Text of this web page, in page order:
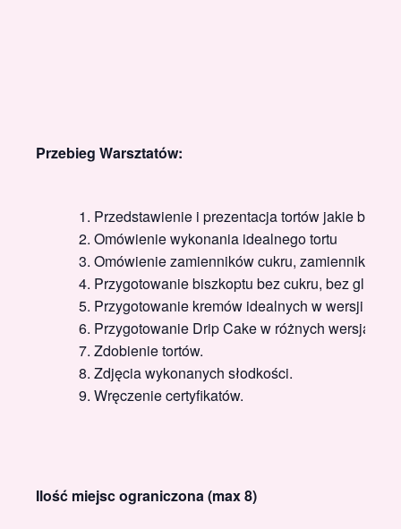
Przebieg Warsztatów:
Przedstawienie i prezentacja tortów jakie
Omówienie wykonania idealnego tortu
Omówienie zamienników cukru, zamienników
Przygotowanie biszkoptu bez cukru, bez
Przygotowanie kremów idealnych w wersji
Przygotowanie Drip Cake w różnych wersjach.
Zdobienie tortów.
Zdjęcia wykonanych słodkości.
Wręczenie certyfikatów.
Ilość miejsc ograniczona (max 8)